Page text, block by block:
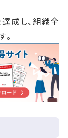
成し、組織全